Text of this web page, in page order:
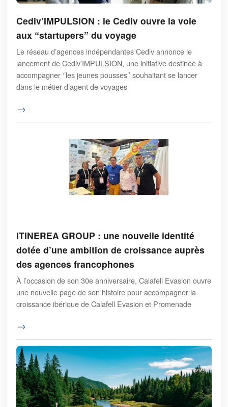
Cediv’IMPULSION : le Cediv ouvre la voie
aux “startupers” du voyage
Le réseau d’agences indépendantes Cediv annonce le
lancement de Cediv’IMPULSION, une initiative destinée à
accompagner ‘’les jeunes pousses’’ souhaitant se lancer
dans le métier d’agent de voyages
→
ITINEREA GROUP : une nouvelle identité
dotée d’une ambition de croissance auprès
des agences francophones
À l’occasion de son 30e anniversaire, Calafell Evasion ouvre
une nouvelle page de son histoire pour accompagner la
croissance ibérique de Calafell Evasion et Promenade
→